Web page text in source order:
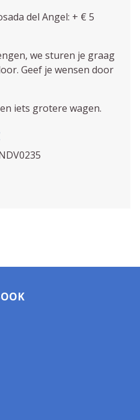
del Angel: + € 5
we sturen je graag
Geef je wensen door
iets grotere wagen.